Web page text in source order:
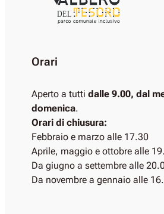
DEL
Orari
Aperto a tutti dalle 9.00, dal
domenica.
Orari di chiusura:
Febbraio e marzo alle 17.30
Aprile, maggio e ottobre alle
Da giugno a settembre alle
Da novembre a gennaio alle